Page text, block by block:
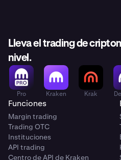
Lleva el trading de
nivel.
Pro Kraken Krak
Funciones
Margin trading
Trading OTC
Instituciones
API trading
Centro de API de Kraken